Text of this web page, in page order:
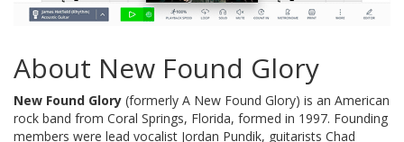
About New Found Glory
New Found Glory (formerly A New Found Glory) is an American
rock band from Coral Springs, Florida, formed in 1997. Founding
members were lead vocalist Jordan Pundik, guitarists Chad